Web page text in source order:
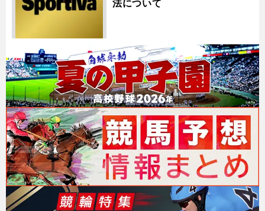
法について